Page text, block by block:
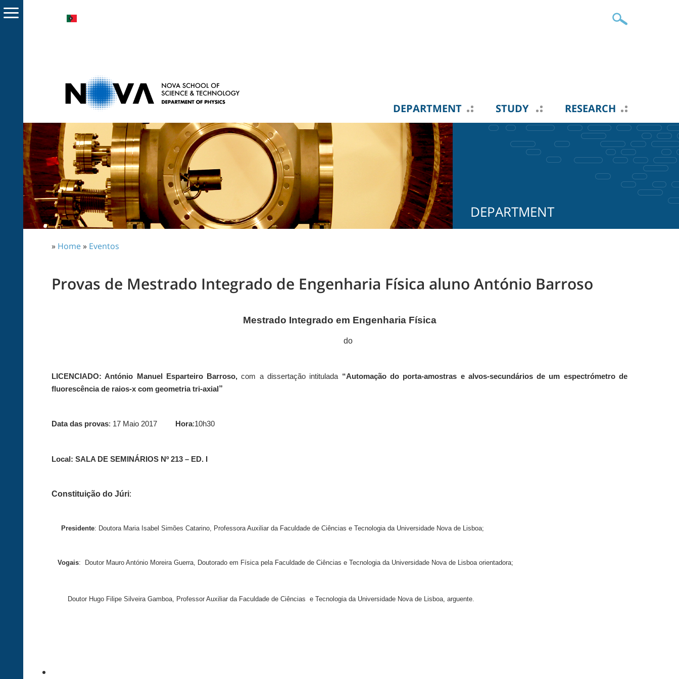
DEPARTMENT STUDY RESEARCH
DEPARTMENT
» Home» Eventos
Provas de Mestrado Integrado de Engenharia Física aluno António Barroso
Mestrado Integrado em Engenharia Física
do
LICENCIADO: António Manuel Esparteiro Barroso, com a dissertação intitulada “Automação do porta-amostras e alvos-secundários de um espectrómetro de
fluorescência de raios-x com geometria tri-axial ”
Data das provas: 17 Maio 2017 Hora:10h30
Local: SALA DE SEMINÁRIOS Nº 213 – ED. I
Constituição do Júri:
Presidente: Doutora Maria Isabel Simões Catarino, Professora Auxiliar da Faculdade de Ciências e Tecnologia da Universidade Nova de Lisboa;
Vogais: Doutor Mauro António Moreira Guerra, Doutorado em Física pela Faculdade de Ciências e Tecnologia da Universidade Nova de Lisboa orientadora;
Doutor Hugo Filipe Silveira Gamboa, Professor Auxiliar da Faculdade de Ciências e Tecnologia da Universidade Nova de Lisboa, arguente.